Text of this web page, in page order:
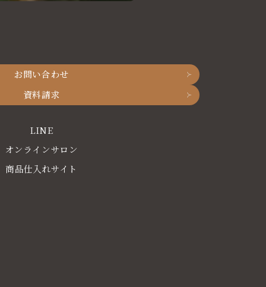
お問い合わせ
資料請求
LINE
オンラインサロン
商品仕入れサイト